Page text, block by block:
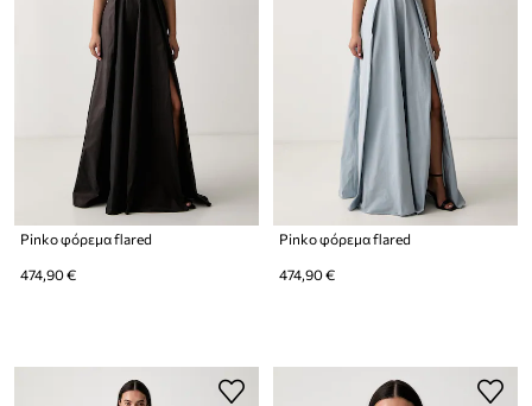
Pinko φόρεμα flared
474,90 €
Pinko φόρεμα flared
474,90 €